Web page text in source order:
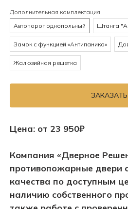
Дополнительная комплектация
Автопорог однопольный
Штанга
Замок с функцией «Антипаника»
Жалюзийная решетка
ЗАКАЗАТЬ
Цена: от 23 950₽
Компания «Дверное
противопожарные двери
качества по доступным
наличию собственного